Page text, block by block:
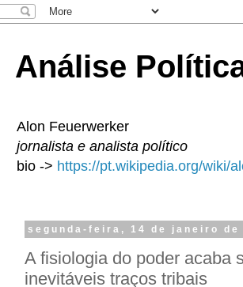
Análise
Alon Feuerwerker
jornalista e analista político
bio -> https://pt.wikipedia.org/wiki/
segunda-feira, 14 de janeiro de
A fisiologia do poder acaba
inevitáveis traços tribais